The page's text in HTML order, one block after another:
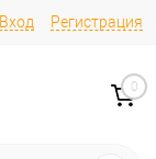
Вход Регистрация
0